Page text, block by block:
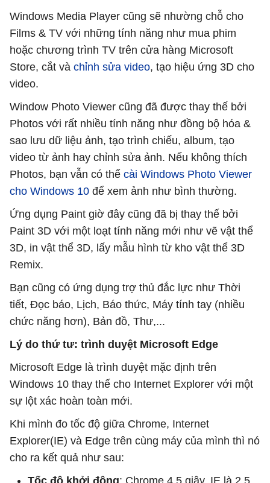
Windows Media Player cũng sẽ nhường chỗ cho
Films & TV với những tính năng như mua phim
hoặc chương trình TV trên cửa hàng Microsoft
Store, cắt và chỉnh sửa video, tạo hiệu ứng 3D cho
video.
Window Photo Viewer cũng đã được thay thế bởi
Photos với rất nhiều tính năng như đồng bộ hóa &
sao lưu dữ liệu ảnh, tạo trình chiếu, album, tạo
video từ ảnh hay chỉnh sửa ảnh. Nếu không thích
Photos, bạn vẫn có thể cài Windows Photo Viewer
cho Windows 10 để xem ảnh như bình thường.
Ứng dụng Paint giờ đây cũng đã bị thay thế bởi
Paint 3D với một loạt tính năng mới như vẽ vật thể
3D, in vật thể 3D, lấy mẫu hình từ kho vật thể 3D
Remix.
Bạn cũng có ứng dụng trợ thủ đắc lực như Thời
tiết, Đọc báo, Lịch, Báo thức, Máy tính tay (nhiều
chức năng hơn), Bản đồ, Thư,...
Lý do thứ tư: trình duyệt Microsoft Edge
Microsoft Edge là trình duyệt mặc định trên
Windows 10 thay thế cho Internet Explorer với một
sự lột xác hoàn toàn mới.
Khi mình đo tốc độ giữa Chrome, Internet
Explorer(IE) và Edge trên cùng máy của mình thì nó
cho ra kết quả như sau:
Tốc độ khởi động: Chrome 4,5 giây, IE là 2,5